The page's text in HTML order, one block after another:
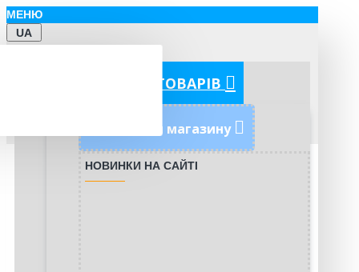
МЕНЮ
UA
КАТЕГОРІЇ ТОВАРІВ
Новинки магазину
НОВИНКИ НА САЙТІ